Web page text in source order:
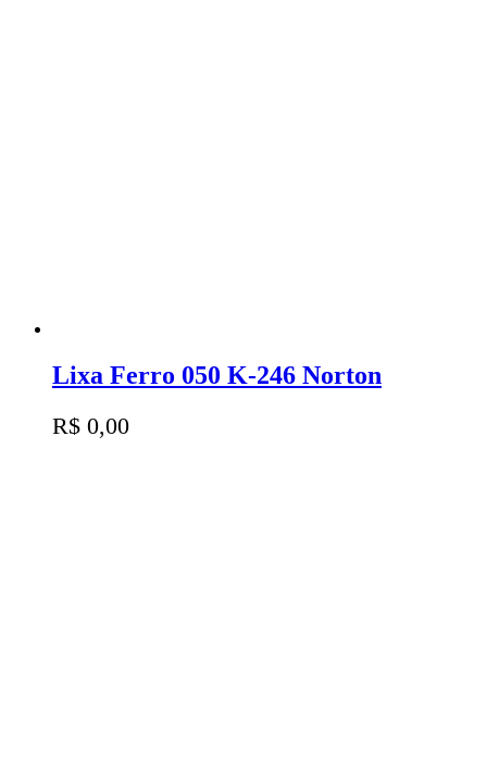
Lixa Ferro 050 K-246 Norton
R$ 0,00